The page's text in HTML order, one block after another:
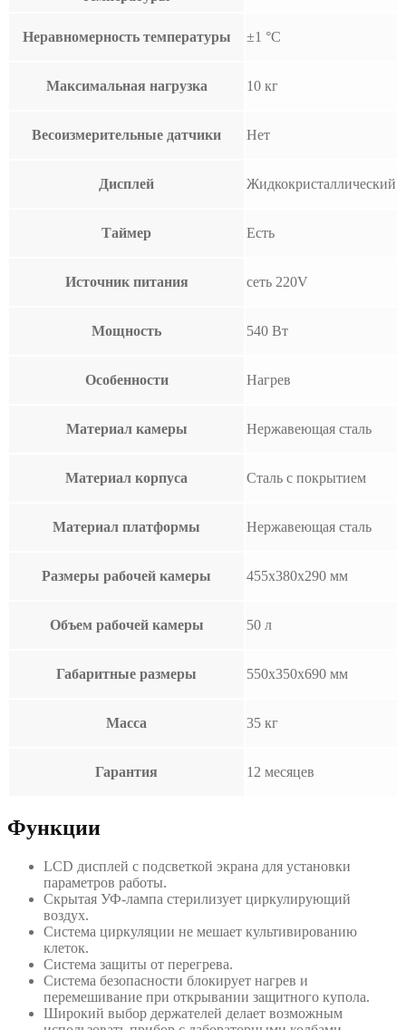
Неравномерность температуры ±1 °С
Максимальная нагрузка 10 кг
Весоизмерительные датчики Нет
Дисплей Жидкокристаллический
Таймер Есть
Источник питания сеть 220V
Мощность 540 Вт
Особенности Нагрев
Материал камеры Нержавеющая сталь
Материал корпуса Сталь с покрытием
Материал платформы Нержавеющая сталь
Размеры рабочей камеры 455х380х290 мм
Объем рабочей камеры 50 л
Габаритные размеры 550х350х690 мм
Масса 35 кг
Гарантия 12 месяцев
Функции
LCD дисплей с подсветкой экрана для установки
параметров работы.
Скрытая УФ-лампа стерилизует циркулирующий
воздух.
Система циркуляции не мешает культивированию
клеток.
Система защиты от перегрева.
Система безопасности блокирует нагрев и
перемешивание при открывании защитного купола.
Широкий выбор держателей делает возможным